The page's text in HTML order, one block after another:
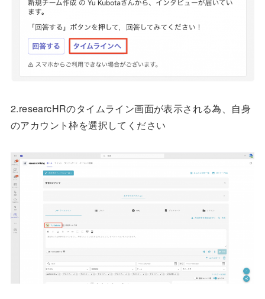
2.researcHRのタイムライン画面が表示される為、自身
のアカウント枠を選択してください